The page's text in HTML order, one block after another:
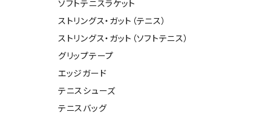
ソフトテニスラケット
ストリングス・ガット（テニス）
ストリングス・ガット（ソフトテニス）
グリップテープ
エッジガード
テニスシューズ
テニスバッグ